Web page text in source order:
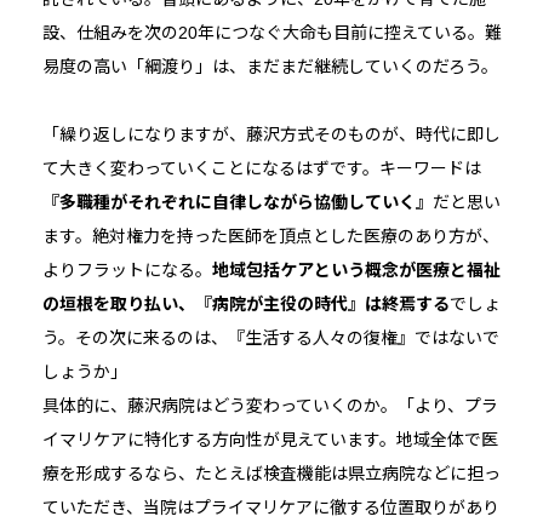
設、仕組みを次の20年につなぐ大命も目前に控えている。難
易度の高い「綱渡り」は、まだまだ継続していくのだろう。
「繰り返しになりますが、藤沢方式そのものが、時代に即し
て大きく変わっていくことになるはずです。キーワードは
『多職種がそれぞれに自律しながら協働していく』 だと思い
ます。絶対権力を持った医師を頂点とした医療のあり方が、
よりフラットになる。 地域包括ケアという概念が医療と福祉
の垣根を取り払い、『病院が主役の時代』は終焉するでしょ
う。その次に来るのは、『生活する人々の復権』ではないで
しょうか」
具体的に、藤沢病院はどう変わっていくのか。「より、プラ
イマリケアに特化する方向性が見えています。地域全体で医
療を形成するなら、たとえば検査機能は県立病院などに担っ
ていただき、当院はプライマリケアに徹する位置取りがあり